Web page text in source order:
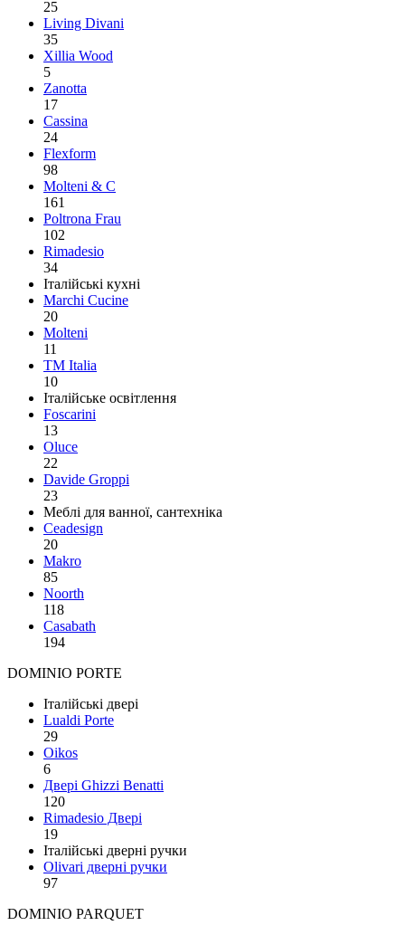
25
Living Divani
35
Xillia Wood
5
Zanotta
17
Cassina
24
Flexform
98
Molteni & C
161
Poltrona Frau
102
Rimadesio
34
Італійські кухні
Marchi Cucine
20
Molteni
11
TM Italia
10
Італійське освітлення
Foscarini
13
Oluce
22
Davide Groppi
23
Меблі для ванної, сантехніка
Ceadesign
20
Makro
85
Noorth
118
Сasabath
194
DOMINIO PORTE
Італійські двері
Lualdi Porte
29
Oikos
6
Двері Ghizzi Benatti
120
Rimadesio Двері
19
Італійські дверні ручки
Olivari дверні ручки
97
DOMINIO PARQUET